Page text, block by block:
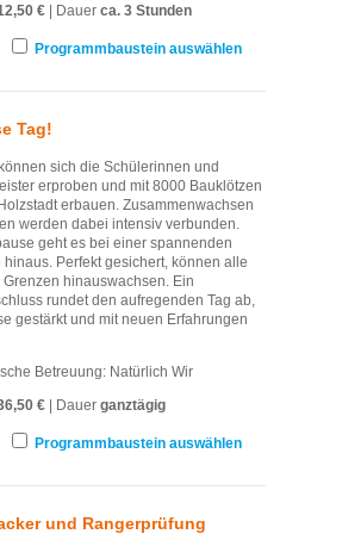
€ | Dauer ca. 3 Stunden
Programmbaustein auswählen
Tag!
sich die Schülerinnen und
erproben und mit 8000 Bauklötzen
erbauen. Zusammenwachsen
werden dabei intensiv verbunden.
geht es bei einer spannenden
hinaus. Perfekt gesichert, können alle
hinauswachsen. Ein
rundet den aufregenden Tag ab,
gestärkt und mit neuen Erfahrungen
Betreuung: Natürlich Wir
€ | Dauer ganztägig
Programmbaustein auswählen
und Rangerprüfung